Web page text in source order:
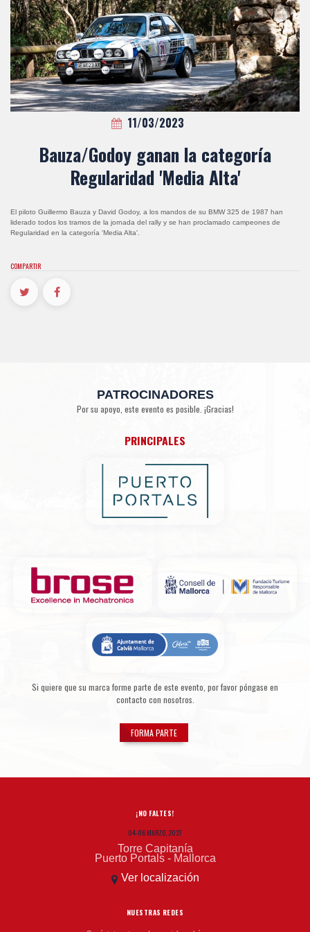
11/03/2023
Bauza/Godoy ganan la categoría
Regularidad 'Media Alta'
El piloto Guillermo Bauza y David Godoy, a los mandos de su BMW 325 de 1987 han
liderado todos los tramos de la jornada del rally y se han proclamado campeones de
Regularidad en la categoría 'Media Alta'.
COMPARTIR
PATROCINADORES
Por su apoyo, este evento es posible. ¡Gracias!
PRINCIPALES
Si quiere que su marca forme parte de este evento, por favor póngase en
contacto con nosotros.
FORMA PARTE
¡NO FALTES!
04-06 MARZO, 2027
Torre Capitanía
Puerto Portals - Mallorca
Ver localización
NUESTRAS REDES